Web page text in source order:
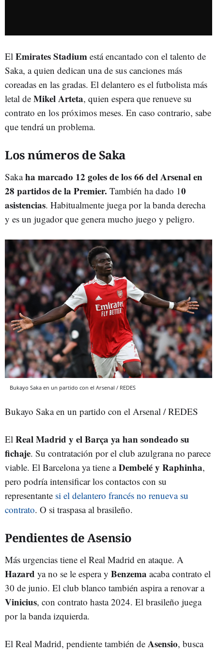
El Emirates Stadium está encantado con el talento de
Saka, a quien dedican una de sus canciones más
coreadas en las gradas. El delantero es el futbolista más
letal de Mikel Arteta, quien espera que renueve su
contrato en los próximos meses. En caso contrario, sabe
que tendrá un problema.
Los números de Saka
Sakaha marcado 12 goles de los 66 del Arsenal en
28 partidos de la Premier. También ha dado 10
asistencias. Habitualmente juega por la banda derecha
y es un jugador que genera mucho juego y peligro.
Bukayo Saka en un partido con el Arsenal / REDES
Bukayo Saka en un partido con el Arsenal / REDES
El Real Madrid y el Barça ya han sondeado su
fichaje. Su contratación por el club azulgrana no parece
viable. El Barcelona ya tiene aDembelé y Raphinha,
pero podría intensificar los contactos con su
representante si el delantero francés no renueva su
contrato. O si traspasa al brasileño.
Pendientes de Asensio
Más urgencias tiene el Real Madrid en ataque. A
Hazard ya no se le espera y Benzema acaba contrato el
30 de junio. El club blanco también aspira a renovar a
Vinicius, con contrato hasta 2024. El brasileño juega
por la banda izquierda.
El Real Madrid, pendiente también de Asensio, busca